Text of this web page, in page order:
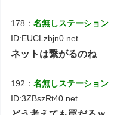
178：名無しステーション
ID:EUCLzbjn0.net
ネットは繋がるのね
192：名無しステーション
ID:3ZBszRt40.net